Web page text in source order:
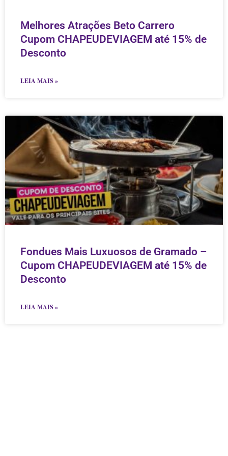
Melhores Atrações Beto Carrero
Cupom CHAPEUDEVIAGEM até 15% de
Desconto
LEIA MAIS »
Fondues Mais Luxuosos de Gramado –
Cupom CHAPEUDEVIAGEM até 15% de
Desconto
LEIA MAIS »